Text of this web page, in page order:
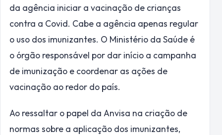
da agência iniciar a vacinação de crianças
contra a Covid. Cabe a agência apenas regular
o uso dos imunizantes. O Ministério da Saúde é
o órgão responsável por dar início a campanha
de imunização e coordenar as ações de
vacinação ao redor do país.
Ao ressaltar o papel da Anvisa na criação de
normas sobre a aplicação dos imunizantes,